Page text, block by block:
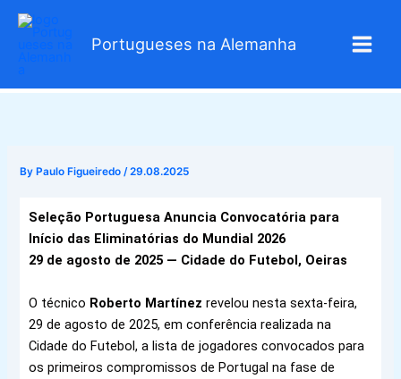
Skip
Portugueses na Alemanha
By Paulo Figueiredo/29.08.2025
Seleção Portuguesa Anuncia Convocatória para
Início das Eliminatórias do Mundial 2026
29 de agosto de 2025 — Cidade do Futebol, Oeiras
O técnico Roberto Martínez revelou nesta sexta-feira,
29 de agosto de 2025, em conferência realizada na
Cidade do Futebol, a lista de jogadores convocados para
os primeiros compromissos de Portugal na fase de